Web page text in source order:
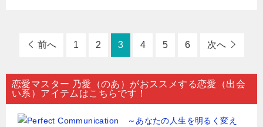
前へ 1 2 3 4 5 6 次へ
恋愛マスター 乃愛（のあ）がおススメする恋愛（出会
い系）アイテムはこちらです！